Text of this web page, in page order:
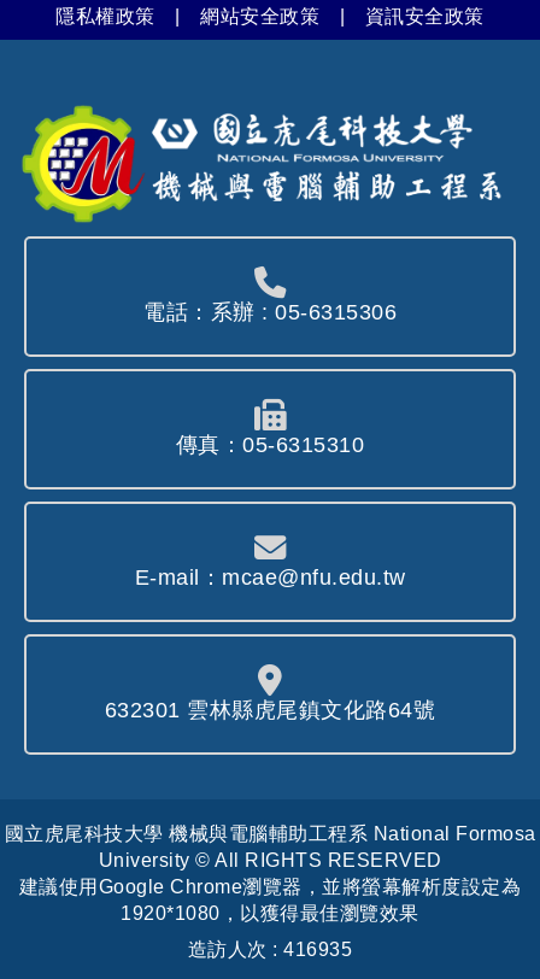
3. 如果您以電子郵件或其它管道與我們
二、個人資訊運用及保護
1.本站不會出售、出租或任意交換任何您
的個人資料給其他團體或個人。
2. 本站會致力保護您個人資料的安全，
我們會運用各種安全技術和程序來協助
取、使用或洩露。
3. 我們會將您提供的個人資料儲存在控
管嚴密的設施內，只有少數人能存取的
伺服器主機中。
4. 本站不使用 Cookie 儲存資訊於使用者
的電腦中。 5. 中華民國司法檢調單位
資料。
三、資訊安全及保護措施
1. 本站設有防火牆防止非法入侵、竊取
用，以保障您的權益。
2. 本站的所有檔案資料與資料庫皆定期
備份，以避免資料被破壞後無法復原。
隱私權政策 |網站安全政策 資訊安全政策
電話：系辦 : 05-6315306
傳真：05-6315310
E-mail：mcae@nfu.edu.tw
632301 雲林縣虎尾鎮文化路64號
國立虎尾科技大學 機械與電腦輔助工程系 National Formosa
University © All RIGHTS RESERVED
建議使用Google Chrome瀏覽器，並將螢幕解析度設定為
1920*1080，以獲得最佳瀏覽效果
造訪人次 : 416935